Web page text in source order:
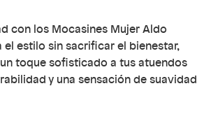
con los Mocasines Mujer Aldo
el estilo sin sacrificar el bienestar,
toque sofisticado a tus atuendos
y una sensación de suavidad